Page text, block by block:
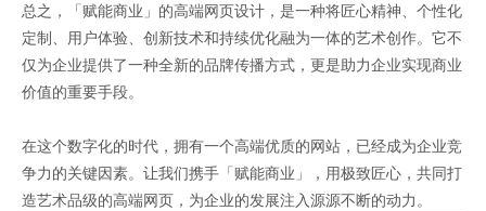
总之，「赋能商业」的高端网页设计，是一种将匠心精神、个性化
定制、用户体验、创新技术和持续优化融为一体的艺术创作。它不
仅为企业提供了一种全新的品牌传播方式，更是助力企业实现商业
价值的重要手段。
在这个数字化的时代，拥有一个高端优质的网站，已经成为企业竞
争力的关键因素。让我们携手「赋能商业」，用极致匠心，共同打
造艺术品级的高端网页，为企业的发展注入源源不断的动力。